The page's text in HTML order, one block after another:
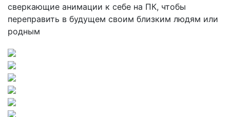
сверкающие анимации к себе на ПК, чтобы
переправить в будущем своим близким людям или
родным